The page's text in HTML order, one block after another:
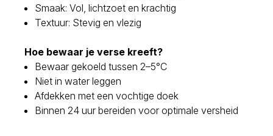
Smaak: Vol, lichtzoet en krachtig
Textuur: Stevig en vlezig
Hoe bewaar je verse kreeft?
Bewaar gekoeld tussen 2–5°C
Niet in water leggen
Afdekken met een vochtige doek
Binnen 24 uur bereiden voor optimale versheid